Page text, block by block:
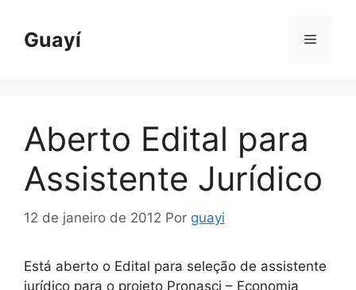
Guayí Menu
Aberto Edital para
Assistente Jurídico
12 de janeiro de 2012 Por guayi
Está aberto o Edital para seleção de assistente
jurídico para o projeto Pronasci – Economia